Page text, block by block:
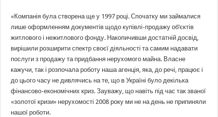
«Компанія була створена ще у 1997 році. Спочатку ми займалися
лише оформленням документів щодо купівлі-продажу об’єктів
житлового і нежитлового фонду. Накопичивши достатній досвід,
вирішили розширити спектр своєї діяльності та самим надавати
послуги з продажу та придбання нерухомого майна. Власне
кажучи, так і розпочала роботу наша агенція, яка, до речі, працює і
до цього часу не дивлячись на те, що в Україні було декілька
фінансово-економічних криз. Зауважу, що навіть під час так званої
«золотої кризи» нерухомості 2008 року ми не на день не припиняли
нашої роботи.